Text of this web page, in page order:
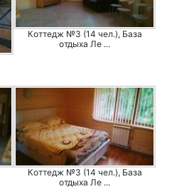
Коттедж №3 (14 чел.), База
отдыха Ле ...
Коттедж №3 (14 чел.), База
отдыха Ле ...